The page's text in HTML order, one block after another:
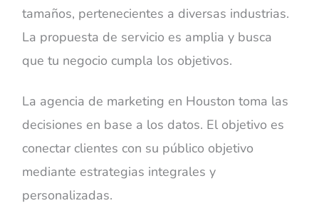
tamaños, pertenecientes a diversas industrias.
La propuesta de servicio es amplia y busca
que tu negocio cumpla los objetivos.
La agencia de marketing en Houston toma las
decisiones en base a los datos. El objetivo es
conectar clientes con su público objetivo
mediante estrategias integrales y
personalizadas.